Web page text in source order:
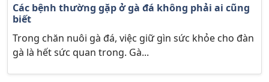
Các bệnh thường gặp ở gà đá không phải ai cũng
biết
Trong chăn nuôi gà đá, việc giữ gìn sức khỏe cho đàn
gà là hết sức quan trong. Gà...